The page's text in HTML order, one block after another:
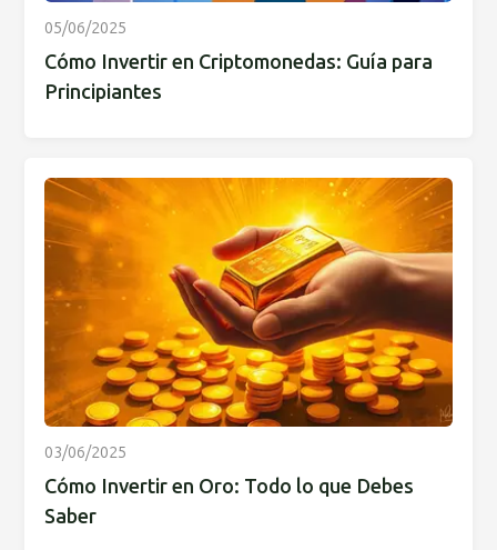
05/06/2025
Cómo Invertir en Criptomonedas: Guía para
Principiantes
03/06/2025
Cómo Invertir en Oro: Todo lo que Debes
Saber